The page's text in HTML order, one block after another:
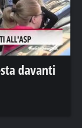
davanti